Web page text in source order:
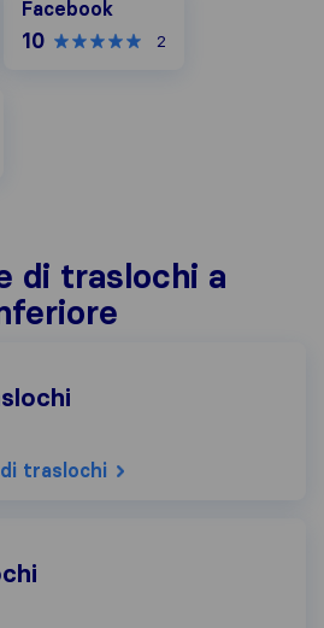
Facebook
10 2
di traslochi a
traslochi